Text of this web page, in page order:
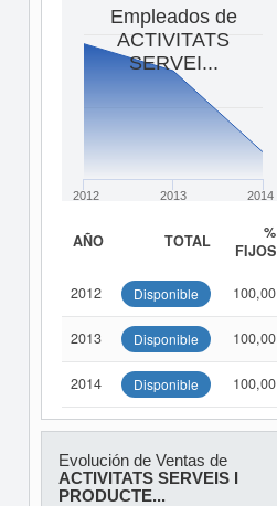
Empleados de
ACTIVITATS
SERVEI...
2012 2013 2014
AÑO TOTAL
%
FIJOS
2012 Disponible 100,00
2013 Disponible 100,00
2014 Disponible 100,00
Evolución de Ventas de
ACTIVITATS SERVEIS I
PRODUCTE...